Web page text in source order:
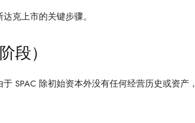
克上市的关键步骤。
段）
SPAC 除初始资本外没有任何经营历史或资产，